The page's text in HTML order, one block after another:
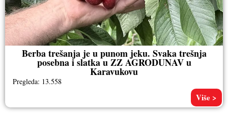
Berba trešanja je u punom jeku. Svaka trešnja
posebna i slatka u ZZ AGRODUNAV u
Karavukovu
Pregleda: 13.558
Više >